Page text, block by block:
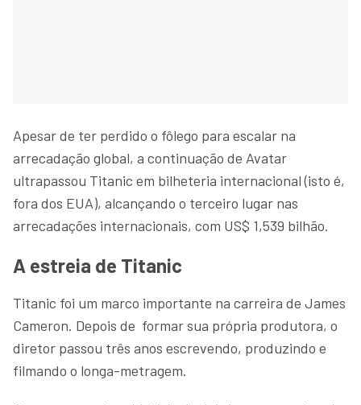
Apesar de ter perdido o fôlego para escalar na
arrecadação global, a continuação de Avatar
ultrapassou Titanic em bilheteria internacional (isto é,
fora dos EUA), alcançando o terceiro lugar nas
arrecadações internacionais, com US$ 1,539 bilhão.
A estreia de Titanic
Titanic foi um marco importante na carreira de James
Cameron. Depois de formar sua própria produtora, o
diretor passou três anos escrevendo, produzindo e
filmando o longa-metragem.